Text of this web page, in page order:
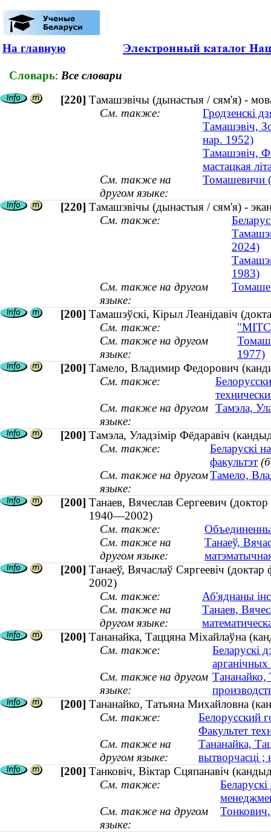
На главную
Словарь: Все словари
[220] Тамашэвічы (дынастыя / сям'я) -
См. также:
Гродзенскі
Тамашэвіч,
нар. 1952)
Тамашэвіч,
мастацкая
См. также на
другом языке:
Томашевичи
[220] Тамашэвічы (дынастыя / сям'я) -
См. также:
2024)
1983)
См. также на другом
языке:
[200] Тамашэўскі, Кірыл Леанідавіч
См. также:
См. также на другом
языке:
1977)
[200] Тамело, Владимир Федорович
См. также:
См. также на другом
языке:
Тамэла,
[200] Тамэла, Уладзімір Фёдаравіч
См. также:
Беларускі
факультэт
См. также на другом
языке:
Тамело,
[200] Танаев, Вячеслав Сергеевич
1940—2002)
См. также:
См. также на
другом языке:
Танаеў,
[200] Танаеў, Вячаслаў Сяргеевіч
2002)
См. также:
Аб'яднаны
См. также на
другом языке:
Танаев,
[200] Тананайка, Таццяна Міхайлаўна
См. также:
Беларускі
См. также на другом
языке:
Тананайко,
[200] Тананайко, Татьяна Михайловна
См. также:
Белорусский
Факультет
См. также на
другом языке:
Тананайка,
вытворчасці ;
[200] Танковіч, Віктар Сцяпанавіч
См. также:
См. также на другом
языке: